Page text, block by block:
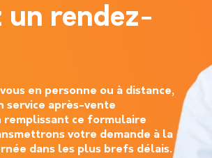
un rendez-
en personne ou à distance,
service après-vente
remplissant ce formulaire
votre demande à la
dans les plus brefs délais.